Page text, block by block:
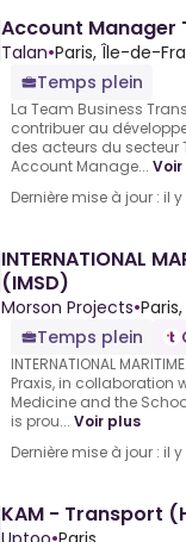
Account Manager
Talan•Paris, Île-de-
Temps plein
La Team Business
contribuer au
des acteurs du secteur
Account Manage...
Dernière mise à jour : il
INTERNATIONAL
(IMSD)
Morson Projects•
Temps plein
INTERNATIONAL
Praxis, in collaboration
Medicine and the
is prou... Voir plus
Dernière mise à jour : il
KAM - Transport